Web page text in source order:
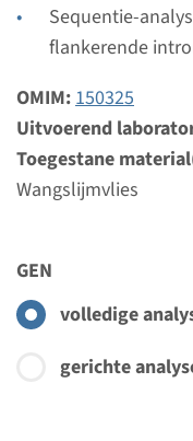
Sequentie-
flankerende
OMIM:150325
Uitvoerend
Toegestane
Wangslijmvlies
GEN
volledige
gerichte
Doorlooptijd
Volledige
Uitvoerend
Radboudumc
Bekijk
INF2 -